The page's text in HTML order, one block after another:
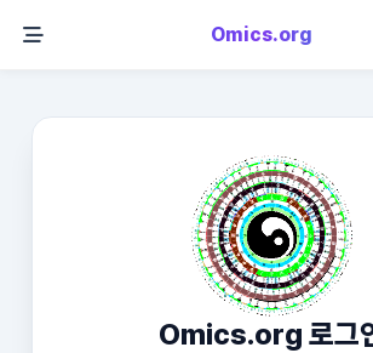
Omics.org
Omics.org 로그